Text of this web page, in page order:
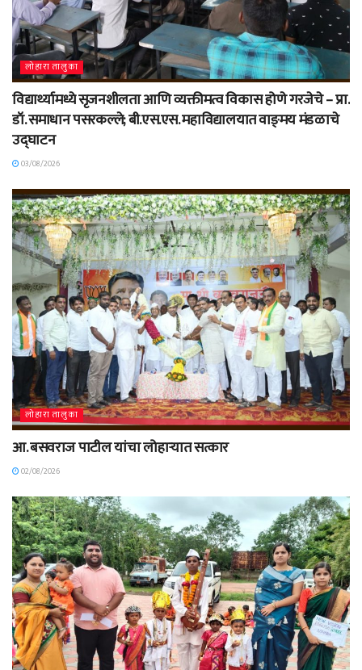
लोहारा तालुका
विद्यार्थ्यामध्ये सृजनशीलता आणि व्यक्तीमत्व विकास होणे गरजेचे – प्रा.
डॉ. समाधान पसरकल्ले; बी.एस.एस. महाविद्यालयात वाङ्‌मय मंडळाचे
उद्घाटन
03/08/2026
लोहारा तालुका
आ. बसवराज पाटील यांचा लोहाऱ्यात सत्कार
02/08/2026